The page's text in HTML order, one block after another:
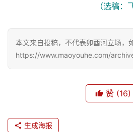
（选稿：
本文来自投稿，不代表卯酉河立场，
https://www.maoyouhe.com/
赞 (16)
生成海报